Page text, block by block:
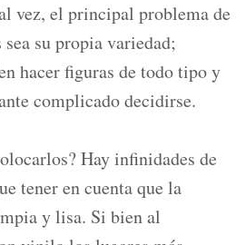
vez, el principal problema de
su propia variedad;
hacer figuras de todo tipo y
complicado decidirse.
Hay infinidades de
tener en cuenta que la
y lisa. Si bien al